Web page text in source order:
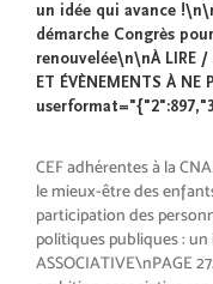
un idée qui avance
démarche Congrès
renouvelée\n\nÀ LIRE /
ET ÉVÈNEMENTS À
CEFadhérentes à la
le mieux-être des
participation des
politiques publiques :
ASSOCIATIVE\nPAGE